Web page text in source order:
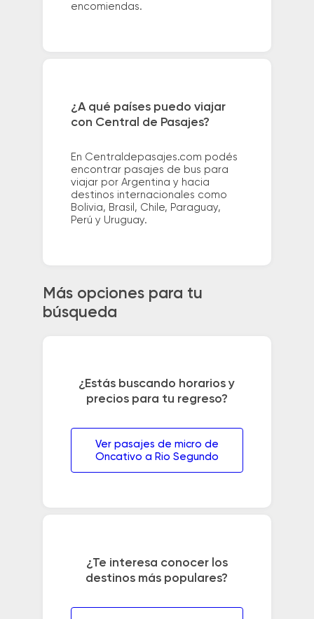
encomiendas.
¿A qué países puedo viajar
con Central de Pasajes?
En Centraldepasajes.com podés
encontrar pasajes de bus para
viajar por Argentina y hacia
destinos internacionales como
Bolivia, Brasil, Chile, Paraguay,
Perú y Uruguay.
Más opciones para tu
búsqueda
¿Estás buscando horarios y
precios para tu regreso?
Ver pasajes de micro de
Oncativo a Rio Segundo
¿Te interesa conocer los
destinos más populares?